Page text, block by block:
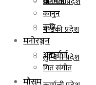
गण्डकी प्रदेश
लुम्बिनी प्रदेश
कानुन
कृषि
मनोरञ्जन
अन्तर्वार्ता
गित संगीत
मौसम